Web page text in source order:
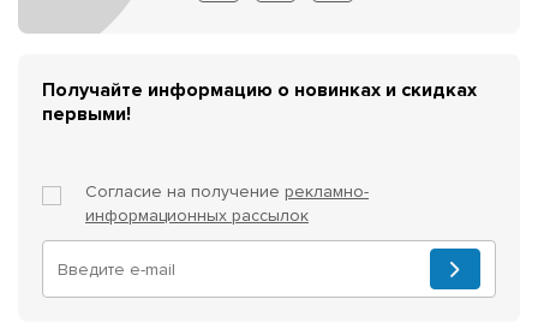
Получайте информацию о новинках и скидках
первыми!
Согласие на получение рекламно-
информационных рассылок